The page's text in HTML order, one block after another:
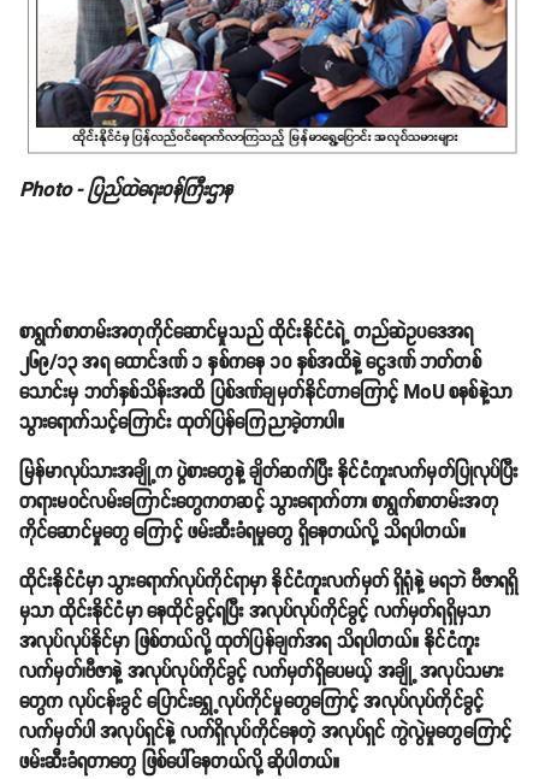
Photo - ပြည်ထဲရေးဝန်ကြီးဌာန
စာရွက်စာတမ်းအတုကိုင်ဆောင်မှုသည် ထိုင်းနိုင်ငံရဲ့ တည်ဆဲဥပဒေအရ
၂၆၉/၁၃ အရ ထောင်ဒဏ် ၁ နှစ်ကနေ ၁၀ နှစ်အထိနဲ့ ငွေဒဏ် ဘတ်တစ်
သောင်းမှ ဘတ်နှစ်သိန်းအထိ ပြစ်ဒဏ်ချမှတ်နိုင်တာကြောင့် MoU စနစ်နဲ့သာ
သွားရောက်သင့်ကြောင်း ထုတ်ပြန်ကြေညာခဲ့တာပါ။
မြန်မာလုပ်သားအချို့က ပွဲစားတွေနဲ့ ချိတ်ဆက်ပြီး နိုင်ငံကူးလက်မှတ်ပြုလုပ်ပြီး
တရားမဝင်လမ်းကြောင်းတွေကတဆင့် သွားရောက်တာ၊ စာရွက်စာတမ်းအတု
ကိုင်ဆောင်မှုတွေ ကြောင့် ဖမ်းဆီးခံရမှုတွေ ရှိနေတယ်လို့ သိရပါတယ်။
ထိုင်းနိုင်ငံမှာ သွားရောက်လုပ်ကိုင်ရာမှာ နိုင်ငံကူးလက်မှတ် ရှိရုံနဲ့ မရဘဲ ဗီဇာရရှိ
မှသာ ထိုင်းနိုင်ငံမှာ နေထိုင်ခွင့်ရပြီး အလုပ်လုပ်ကိုင်ခွင့် လက်မှတ်ရရှိမှသာ
အလုပ်လုပ်နိုင်မှာ ဖြစ်တယ်လို့ ထုတ်ပြန်ချက်အရ သိရပါတယ်။ နိုင်ငံကူး
လက်မှတ်၊ဗီဇာနဲ့ အလုပ်လုပ်ကိုင်ခွင့် လက်မှတ်ရှိပေမယ့် အချို့ အလုပ်သမား
တွေက လုပ်ငန်းခွင် ပြောင်းရွှေ့လုပ်ကိုင်မှုတွေကြောင့် အလုပ်လုပ်ကိုင်ခွင့်
လက်မှတ်ပါ အလုပ်ရှင်နဲ့ လက်ရှိလုပ်ကိုင်နေတဲ့ အလုပ်ရှင် ကွဲလွဲမှုတွေကြောင့်
ဖမ်းဆီးခံရတာတွေ ဖြစ်ပေါ်နေတယ်လို့ ဆိုပါတယ်။